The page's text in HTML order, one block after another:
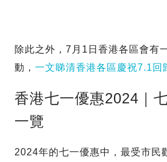
除此之外，7月1日香港各區會有
動， 一文睇清香港各區慶祝7.1回
香港七一優惠2024｜
一覽
2024年的七一優惠中，最受市民